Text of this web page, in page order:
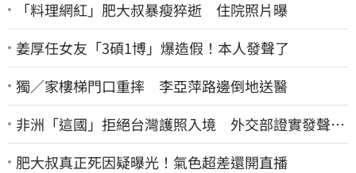
「料理網紅」肥大叔暴瘦猝逝 住院照片曝
姜厚任女友「3碩1博」爆造假！本人發聲了
獨／家樓梯門口重摔 李亞萍路邊倒地送醫
非洲「這國」拒絕台灣護照入境 外交部證實發聲
了：持續交涉聯繫
肥大叔真正死因疑曝光！氣色超差還開直播